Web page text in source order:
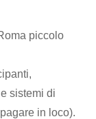
piccolo
sistemi di
in loco).